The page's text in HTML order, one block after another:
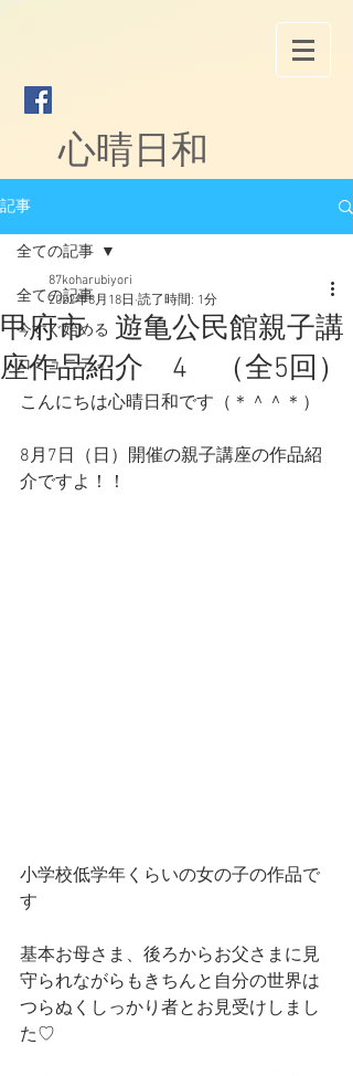
心晴日和
記事
全ての記事
今すぐ始める
コミュニティ
全ての記事
甲府市 遊亀公民館親子講
座作品紹介 4 （全5回）
87koharubiyori
2022年8月18日 読了時間: 1分
こんにちは心晴日和です（＊＾＾＊）
8月7日（日）開催の親子講座の作品紹
介ですよ！！
小学校低学年くらいの女の子の作品で
す
基本お母さま、後ろからお父さまに見
守られながらもきちんと自分の世界は
つらぬくしっかり者とお見受けしまし
た♡